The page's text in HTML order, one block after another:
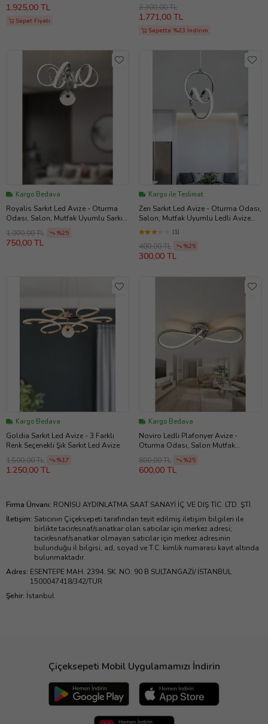
1.925,00 TL
Sepet Fiyatı
2.300,00 TL
1.771,00 TL
Sepette %23 İndirim
Kargo Bedava
Royalis Sarkıt Led Avize - Oturma
Odası, Salon, Mutfak Uyumlu Sarkıt
Led Avize (Krom)
1.000,00 TL %25
750,00 TL
Kargo ile Teslimat
Zen Sarkıt Led Avize - Oturma Odası,
Salon, Mutfak Uyumlu Ledli Avize
(Krom)
(1)
400,00 TL %25
300,00 TL
Kargo Bedava
Goldia Sarkıt Led Avize - 3 Farklı
Renk Seçenekli Şık Sarkıt Led Avize
1.500,00 TL
%17
1.250,00 TL
Kargo Bedava
Noviro Ledli Plafonyer Avize -
Oturma Odası, Salon Mutfak
800,00 TL %25
600,00 TL
Firma Ünvanı: RONİSU AYDINLATMA SAAT SANAYİ İÇ VE DIŞ TİC. LTD. ŞTİ.
İletişim: Satıcının Çiçeksepeti tarafından teyit edilmiş iletişim bilgileri ile
birlikte tacir/esnaf/sanatkar olan satıcılar için merkez adresi;
tacir/esnaf/sanatkar olmayan satıcılar için merkez adresinin
bulunduğu il bilgisi, ad, soyad ve T.C. kimlik numarası kayıt altında
bulunmaktadır.
Adres: ESENTEPE MAH. 2394. SK. NO: 90 B SULTANGAZİ/ İSTANBUL
1500047418/342/TUR
Şehir: İstanbul
Çiçeksepeti Mobil Uygulamamızı İndirin